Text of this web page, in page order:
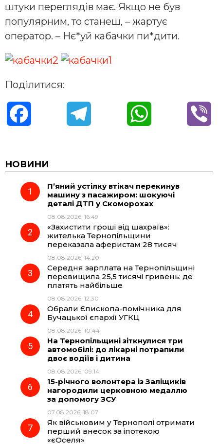
штуки переглядів має. Якщо не був
популярним, то станеш, – жартує
оператор. – Нє*уй кабачки пи*дити.
Поділитися:
c
e
o
k
e
g
r
a
m
t
НОВИНИ
П’яний устілку втікач перекинув
машину з пасажиром: шокуючі
деталі ДТП у Скоморохах
08.08.2026, 16:49
«Захистити гроші від шахраїв»:
жителька Тернопільщини
переказала аферистам 28 тисяч
08.08.2026, 14:20
Середня зарплата на Тернопільщині
перевищила 25,5 тисячі гривень: де
платять найбільше
08.08.2026, 12:30
Обрали Єпископа-помічника для
Бучацької єпархії УГКЦ
08.08.2026, 10:44
На Тернопільщині зіткнулися три
автомобілі: до лікарні потрапили
двоє водіїв і дитина
08.08.2026, 09:14
15-річного волонтера із Заліщиків
нагородили церковною медаллю
за допомогу ЗСУ
07.08.2026, 18:07
Як військовим у Тернополі отримати
перший внесок за іпотекою
«єОселя»